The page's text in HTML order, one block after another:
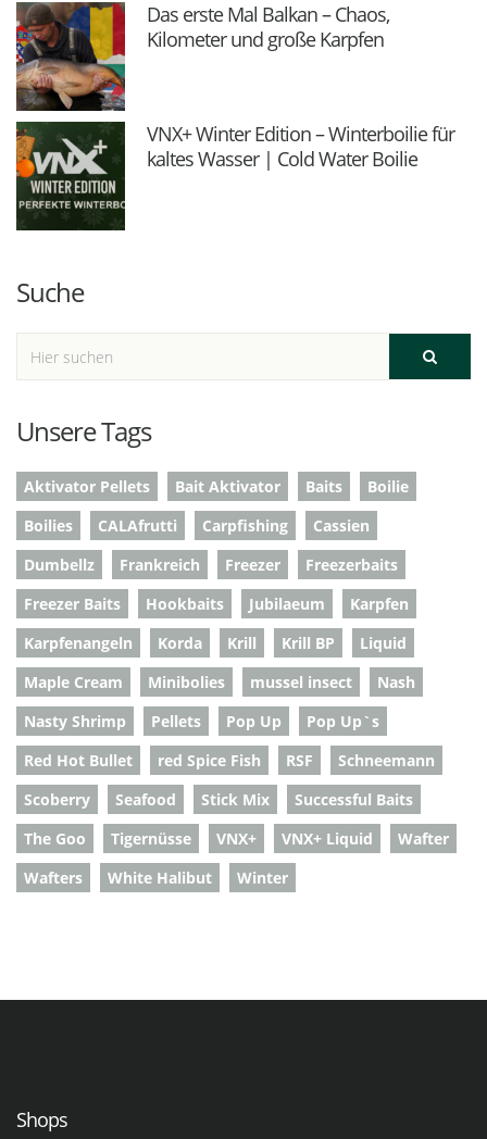
Das erste Mal Balkan – Chaos,
Kilometer und große Karpfen
VNX+ Winter Edition – Winterboilie für
kaltes Wasser | Cold Water Boilie
Suche
Unsere Tags
Aktivator Pellets Bait Aktivator Baits
Boilie
Boilies
CALAfrutti Carpfishing
Cassien
Dumbellz
Frankreich Freezer
Freezerbaits
Freezer Baits
Hookbaits Jubilaeum
Karpfen
Karpfenangeln
Korda Krill Krill BP
Liquid
Maple Cream
Minibolies mussel insect
Nash
Nasty Shrimp
Pellets Pop Up
Pop Up`s
Red Hot Bullet
red Spice Fish RSF
Schneemann
Scoberry
Seafood Stick Mix
Successful Baits
The Goo
Tigernüsse VNX+ VNX+ Liquid
Wafter
Wafters
White Halibut Winter
Shops